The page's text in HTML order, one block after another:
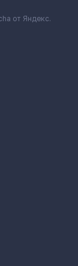
от Яндекс.